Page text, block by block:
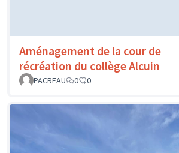
Aménagement de la cour de
récréation du collège Alcuin
PACREAU
0 0